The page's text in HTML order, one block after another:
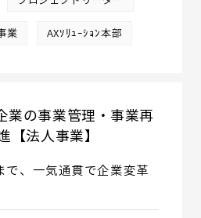
業 AXｿﾘｭｰｼｮﾝ本部
業の事業管理・事業再
【法人事業】
で、一気通貫で企業変革